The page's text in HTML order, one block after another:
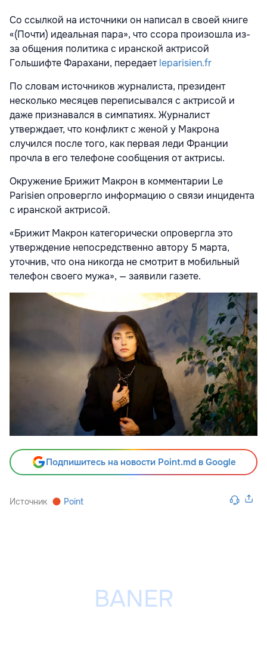
Со ссылкой на источники он написал в своей книге
«(Почти) идеальная пара», что ссора произошла из-
за общения политика с иранской актрисой
Гольшифте Фарахани, передаетleparisien.fr
По словам источников журналиста, президент
несколько месяцев переписывался с актрисой и
даже признавался в симпатиях. Журналист
утверждает, что конфликт с женой у Макрона
случился после того, как первая леди Франции
прочла в его телефоне сообщения от актрисы.
Окружение Брижит Макрон в комментарии Le
Parisien опровергло информацию о связи инцидента
с иранской актрисой.
«Брижит Макрон категорически опровергла это
утверждение непосредственно автору 5 марта,
уточнив, что она никогда не смотрит в мобильный
телефон своего мужа», — заявили газете.
Подпишитесь на новости Point.md в Google
Источник Point